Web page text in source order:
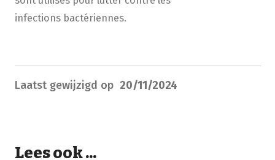
infections bactériennes.
Laatst gewijzigd op 20/11/2024
Lees ook ...